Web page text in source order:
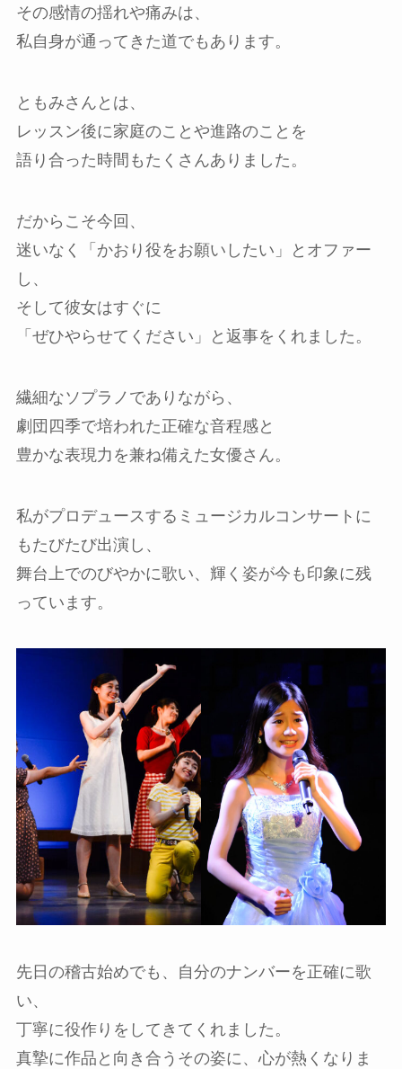
その感情の揺れや痛みは、
私自身が通ってきた道でもあります。
ともみさんとは、
レッスン後に家庭のことや進路のことを
語り合った時間もたくさんありました。
だからこそ今回、
迷いなく「かおり役をお願いしたい」とオファー
し、
そして彼女はすぐに
「ぜひやらせてください」と返事をくれました。
繊細なソプラノでありながら、
劇団四季で培われた正確な音程感と
豊かな表現力を兼ね備えた女優さん。
私がプロデュースするミュージカルコンサートに
もたびたび出演し、
舞台上でのびやかに歌い、輝く姿が今も印象に残
っています。
先日の稽古始めでも、自分のナンバーを正確に歌
い、
丁寧に役作りをしてきてくれました。
真摯に作品と向き合うその姿に、心が熱くなりま